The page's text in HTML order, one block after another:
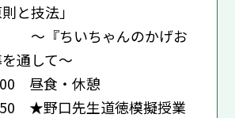
と技法」
ちゃんのかげお
通して～
昼食・休憩
★野口先生道徳模擬授業